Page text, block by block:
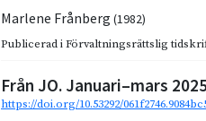
Marlene Frånberg (1982)
Publicerad iFörvaltningsrättslig
Från JO. Januari–mars
https://doi.org/10.53292/